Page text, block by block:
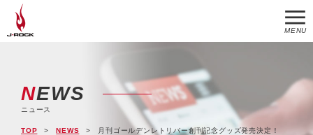
MENU
NEWS
ニュース
TOP NEWS 月刊ゴールデンレトリバー創刊記念グッズ発売決定！